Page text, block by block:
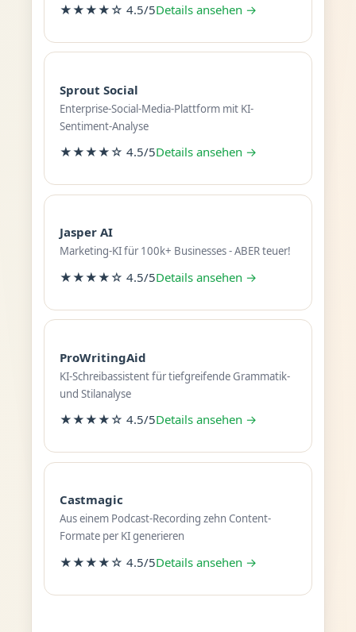
★★★★☆ 4.5/5Details ansehen →
Sprout Social
Enterprise-Social-Media-Plattform mit KI-
Sentiment-Analyse
★★★★☆ 4.5/5Details ansehen →
Jasper AI
Marketing-KI für 100k+ Businesses - ABER teuer!
★★★★☆ 4.5/5Details ansehen →
ProWritingAid
KI-Schreibassistent für tiefgreifende Grammatik-
und Stilanalyse
★★★★☆ 4.5/5Details ansehen →
Castmagic
Aus einem Podcast-Recording zehn Content-
Formate per KI generieren
★★★★☆ 4.5/5Details ansehen →